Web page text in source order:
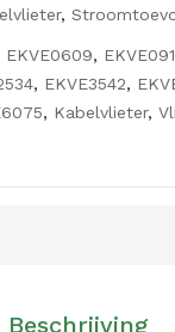
,
EKVE0609,
, EKVE3542,
, Kabelvlieter,
Beschrijving